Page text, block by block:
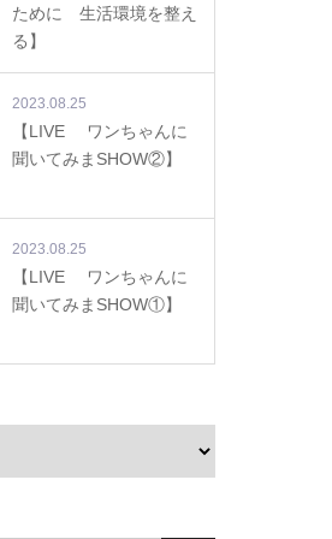
ために 生活環境を整え
る】
2023.08.25
【LIVE ワンちゃんに
聞いてみまSHOW②】
2023.08.25
【LIVE ワンちゃんに
聞いてみまSHOW①】